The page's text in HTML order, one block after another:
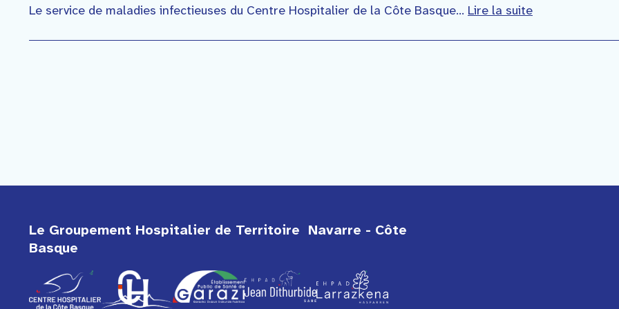
Le service de maladies infectieuses du Centre Hospitalier de la Côte Basque... Lire la suite
Le Groupement Hospitalier de Territoire Navarre - Côte
Basque